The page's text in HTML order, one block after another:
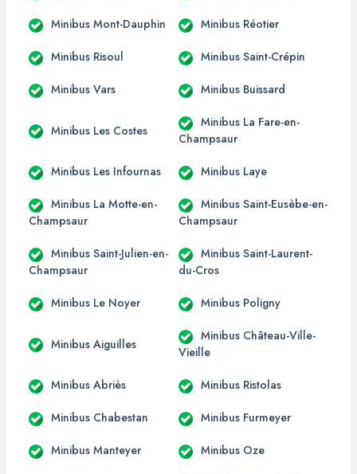
Minibus Mont-Dauphin Minibus Réotier
Minibus Risoul Minibus Saint-Crépin
Minibus Vars Minibus Buissard
Minibus Les Costes
Minibus La Fare-en-
Champsaur
Minibus Les Infournas Minibus Laye
Minibus La Motte-en-
Champsaur
Minibus Saint-Eusèbe-en-
Champsaur
Minibus Saint-Julien-en-
Champsaur
Minibus Saint-Laurent-
du-Cros
Minibus Le Noyer Minibus Poligny
Minibus Aiguilles
Minibus Château-Ville-
Vieille
Minibus Abriès Minibus Ristolas
Minibus Chabestan Minibus Furmeyer
Minibus Manteyer Minibus Oze